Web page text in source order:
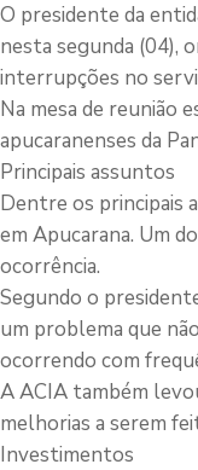
O presidente da
nesta segunda (04),
interrupções no
Na mesa de reunião
apucaranenses da
Principais assuntos
Dentre os principais
em Apucarana. Um
ocorrência.
Segundo o
um problema que
ocorrendo com
A ACIA também
melhorias a serem
Investimentos